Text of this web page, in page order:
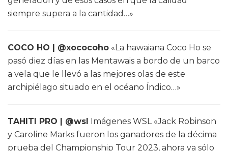
siempre supera a la cantidad…»
COCO HO | @xococoho «La hawaiana Coco Ho se
pasó diez días en las Mentawais a bordo de un barco
a vela que le llevó a las mejores olas de este
archipiélago situado en el océano Índico…»
TAHITI PRO | @wsl
Imágenes WSL «Jack Robinson
y Caroline Marks fueron los ganadores de la décima
prueba del Championship Tour 2023, ahora ya sólo